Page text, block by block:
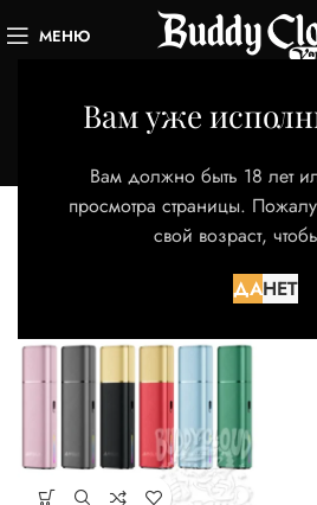
Вам уже
Вам должно быть 18 лет
просмотра страницы.
свой возраст,
ДАНЕТ
МЕНЮ
Mystic
Категории
Товар Цвет
Mystic Gray
Отображение единственного товара